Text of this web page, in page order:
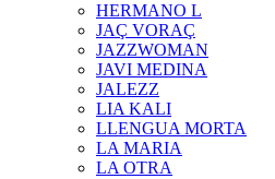
HERMANO L
JAÇ VORAÇ
JAZZWOMAN
JAVI MEDINA
JALEZZ
LIA KALI
LLENGUA MORTA
LA MARIA
LA OTRA